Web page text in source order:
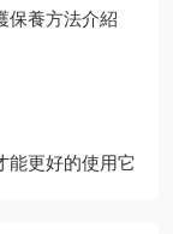
保養方法介紹
能更好的使用它